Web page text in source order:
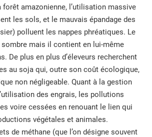
amazonienne, l’utilisation massive
les sols, et le mauvais épandage des
polluent les nappes phréatiques. Le
mais il contient en lui-même
De plus en plus d’éleveurs recherchent
au soja qui, outre son coût écologique,
non négligeable. Quant à la gestion
des engrais, les pollutions
voire cessées en renouant le lien qui
végétales et animales.
de méthane (que l’on désigne souvent